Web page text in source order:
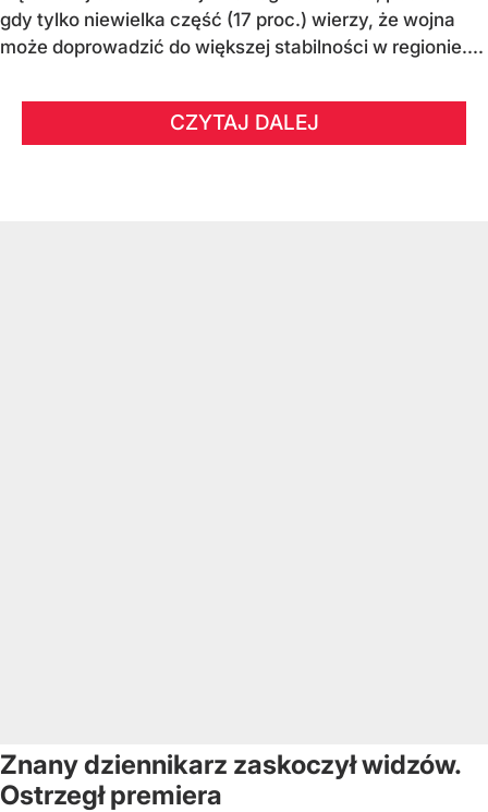
gdy tylko niewielka część (17 proc.) wierzy, że wojna
może doprowadzić do większej stabilności w regionie....
CZYTAJ DALEJ
Znany dziennikarz zaskoczył widzów.
Ostrzegł premiera